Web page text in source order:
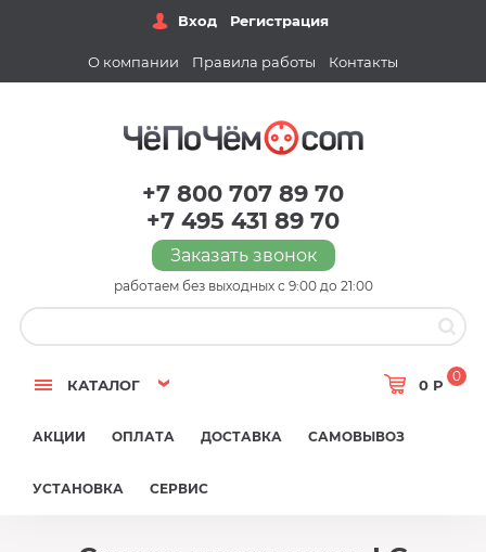
Вход Регистрация
О компании Правила работы Контакты
+7 800 707 89 70
+7 495 431 89 70
Заказать звонок
работаем без выходных с 9:00 до 21:00
КАТАЛОГ 0 Р
0
АКЦИИ ОПЛАТА ДОСТАВКА САМОВЫВОЗ
УСТАНОВКА СЕРВИС